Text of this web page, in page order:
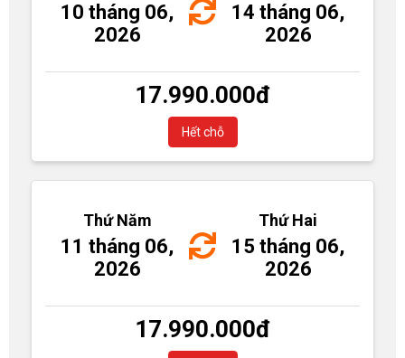
10 tháng 06,
2026
14 tháng 06,
2026
17.990.000đ
Hết chỗ
Thứ Năm
11 tháng 06,
2026
Thứ Hai
15 tháng 06,
2026
17.990.000đ